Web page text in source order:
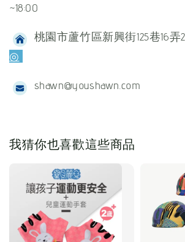
~18:00
桃園市蘆竹區新興街125巷16弄
◎
shawn@youshawn.com
我猜你也喜歡這些商品